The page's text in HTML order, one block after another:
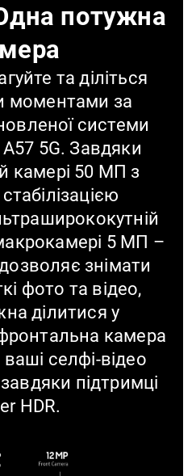
потужна
та діліться
моментами за
системи
5G. Завдяки
камері 50 МП з
5 МП –
знімати
фото та відео,
ділитися у
камера
селфі-відео
підтримці
HDR.